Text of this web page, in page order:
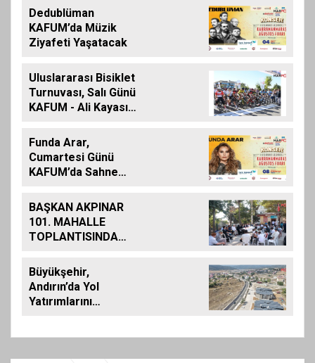
Aileleriyle Bir Araya
Geldi
Dedublüman
KAFUM’da Müzik
Ziyafeti Yaşatacak
Uluslararası Bisiklet
Turnuvası, Salı Günü
KAFUM - Ali Kayası
Funda Arar,
Cumartesi Günü
KAFUM’da Sahne
BAŞKAN AKPINAR
101. MAHALLE
TOPLANTISINDA
MAHALLESİ
SAKİNLERİYLE
BULUŞTU
Büyükşehir,
Andırın’da Yol
Yatırımlarını